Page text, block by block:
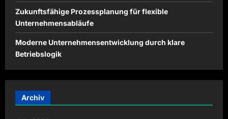
Zukunftsfähige Prozessplanung für flexible
Unternehmensabläufe
Moderne Unternehmensentwicklung durch klare
Betriebslogik
Archiv